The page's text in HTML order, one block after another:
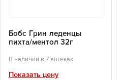
Бобс Грин леденцы
пихта/ментол 32г
В наличии в 7 аптеках
Показать цену